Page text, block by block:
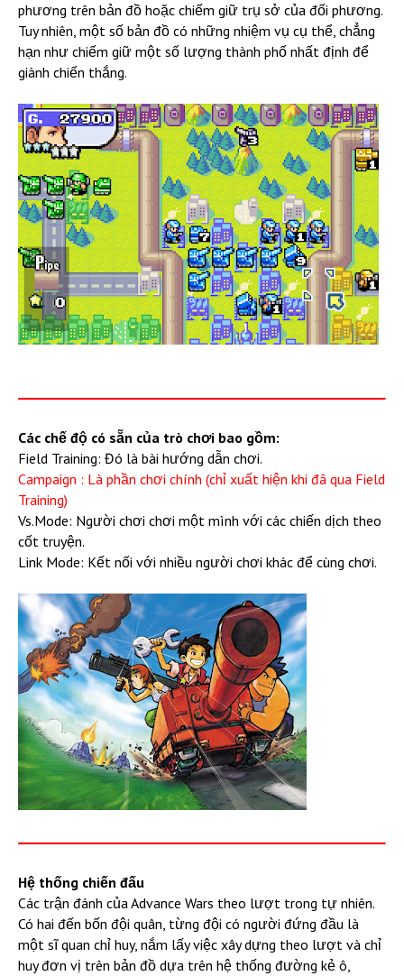
phương trên bản đồ hoặc chiếm giữ trụ sở của đối phương.
Tuy nhiên, một số bản đồ có những nhiệm vụ cụ thể, chẳng
hạn như chiếm giữ một số lượng thành phố nhất định để
giành chiến thắng.
Các chế độ có sẵn của trò chơi bao gồm:
Field Training: Đó là bài hướng dẫn chơi.
Campaign : Là phần chơi chính (chỉ xuất hiện khi đã qua Field
Training)
Vs.Mode: Người chơi chơi một mình với các chiến dịch theo
cốt truyện.
Link Mode: Kết nối với nhiều người chơi khác để cùng chơi.
Hệ thống chiến đấu
Các trận đánh của Advance Wars theo lượt trong tự nhiên.
Có hai đến bốn đội quân, từng đội có người đứng đầu là
một sĩ quan chỉ huy, nắm lấy việc xây dựng theo lượt và chỉ
huy đơn vị trên bản đồ dựa trên hệ thống đường kẻ ô,